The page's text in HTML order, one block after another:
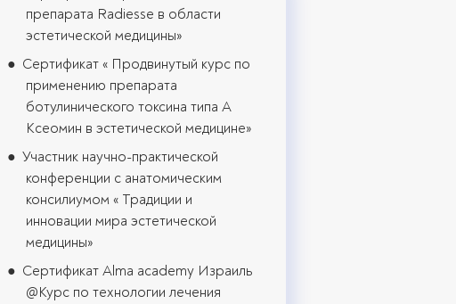
препарата Radiesse в области
эстетической медицины»
Сертификат « Продвинутый курс по
применению препарата
ботулинического токсина типа А
Ксеомин в эстетической медицине»
Участник научно-практической
конференции с анатомическим
консилиумом « Традиции и
инновации мира эстетической
медицины»
Сертификат Alma academy Израиль
@Курс по технологии лечения